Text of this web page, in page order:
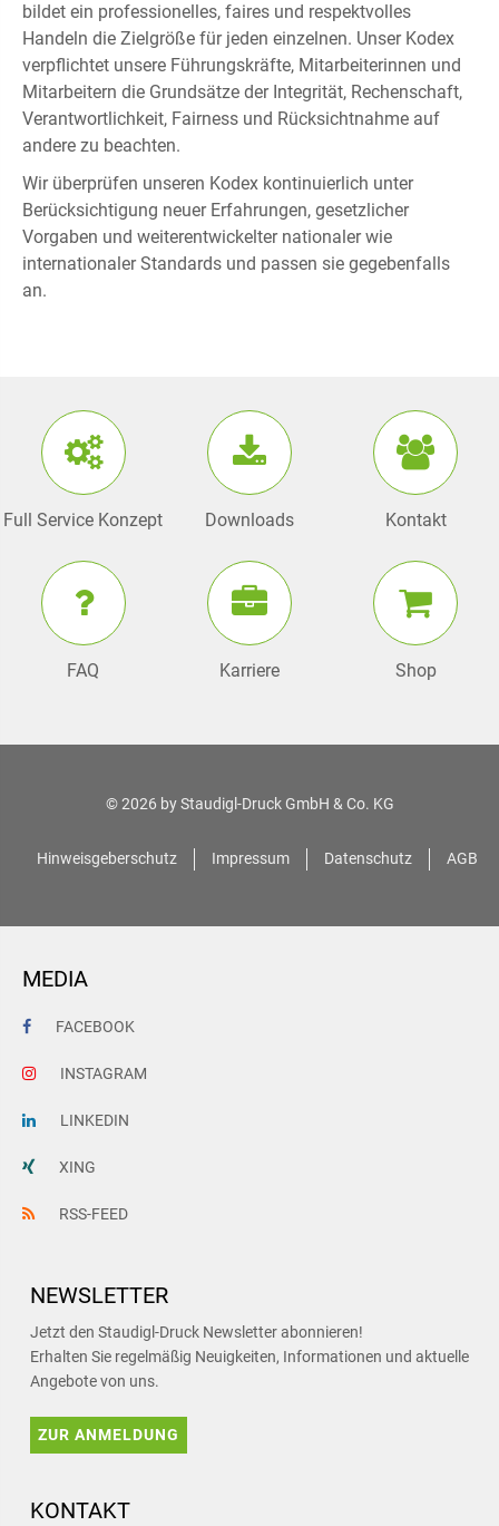
bildet ein professionelles, faires und respektvolles
Handeln die Zielgröße für jeden einzelnen. Unser Kodex
verpflichtet unsere Führungskräfte, Mitarbeiterinnen und
Mitarbeitern die Grundsätze der Integrität, Rechenschaft,
Verantwortlichkeit, Fairness und Rücksichtnahme auf
andere zu beachten.
Wir überprüfen unseren Kodex kontinuierlich unter
Berücksichtigung neuer Erfahrungen, gesetzlicher
Vorgaben und weiterentwickelter nationaler wie
internationaler Standards und passen sie gegebenfalls
an.
Full Service Konzept Downloads Kontakt
FAQ Karriere Shop
© 2026 byStaudigl-Druck GmbH & Co. KG
Hinweisgeberschutz Impressum Datenschutz AGB
MEDIA
FACEBOOK
INSTAGRAM
LINKEDIN
XING
RSS-FEED
NEWSLETTER
Jetzt den Staudigl-Druck Newsletter abonnieren!
Erhalten Sie regelmäßig Neuigkeiten, Informationen und aktuelle
Angebote von uns.
ZUR ANMELDUNG
KONTAKT